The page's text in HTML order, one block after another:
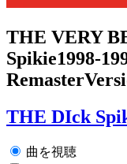
THE VERY
Spikie1998-
THE DIck
曲を視聴